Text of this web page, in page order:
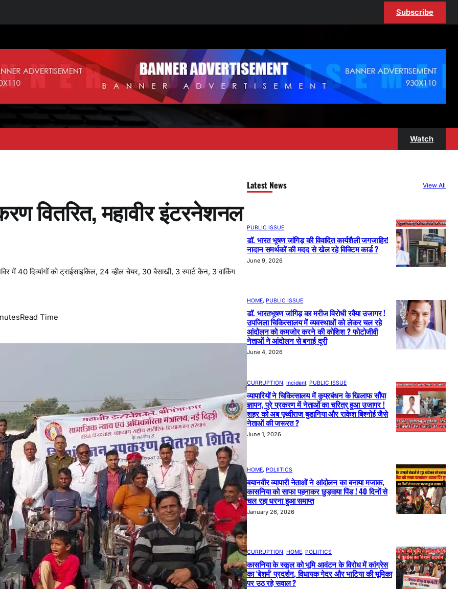
Subscribe
Watch
वितरित, महावीर इंटरनेशनल
में 40 दिव्यांगों को ट्राईसाइकिल, 24 व्हील चेयर, 30 बैसाखी, 3 स्मार्ट कैन, 3 वाकिंग
Read Time
Latest News View All
PUBLIC ISSUE
डॉ. भारत भूषण जांगिड़ की विवादित कार्यशैली जगजाहिर!
नादान समर्थकों की मदद से खेल रहे विक्टिम कार्ड ?
June 9, 2026
HOME, PUBLIC ISSUE
डॉ. भारतभूषण जांगिड़ का मरीज विरोधी रवैया उजागर !
उपजिला चिकित्सालय में व्यवस्थाओं को लेकर चल रहे
आंदोलन को कमजोर करने की कोशिश ? फोटोजीवी
नेताओं ने आंदोलन से बनाई दूरी
June 4, 2026
CURRUPTION, Incident, PUBLIC ISSUE
व्यापारियों ने चिकित्सालय में कुप्रबंधन के खिलाफ सौंपा
ज्ञापन, पुरे प्रकरण में नेताओं का चरित्र हुआ उजागर !
शहर को अब पृथ्वीराज बुडानिया और राकेश बिश्नोई जैसे
नेताओं की जरूरत ?
June 1, 2026
HOME, POLIITICS
बयानवीर व्यापारी नेताओं ने आंदोलन का बनाया मजाक,
कासनिया को साफा पहनाकर छुड़वाया पिंड ! 40 दिनों से
चल रहा धरना हुआ समाप्त
January 26, 2026
CURRUPTION, HOME, POLIITICS
कासनिया के स्कूल को भूमि आवंटन के विरोध में कांग्रेस
का ‘बेशर्म’ प्रदर्शन, विधायक गेदर और भाटिया की भूमिका
पर उठ रहे सवाल ?